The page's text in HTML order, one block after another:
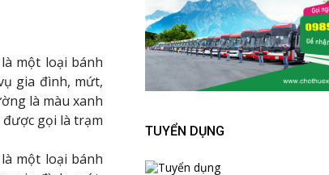
một loại bánh
gia đình, mứt,
là màu xanh
gọi là trạm
một loại bánh
TUYỂN DỤNG